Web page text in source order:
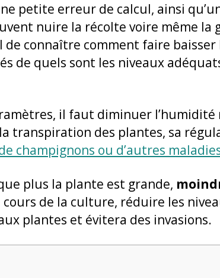
petite erreur de calcul, ainsi
nuire la récolte voire même la
connaître comment faire baisser
de quels sont les niveaux
il faut diminuer l’humidité
transpiration des plantes, sa
champignons ou d’autres
plus la plante est grande,
de la culture, réduire les
plantes et évitera des invasions.